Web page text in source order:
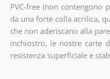
PVC-free (non contengono
da una forte colla acrilica,
che non aderiscano alla
inchiostro, le nostre carte
resistenza superficiale e